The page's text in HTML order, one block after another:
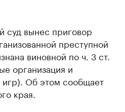
суд вынес приговор
преступной
виновной по ч. 3 ст.
организация и
игр). Об этом сообщает
края.